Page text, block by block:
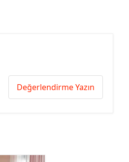
Değerlendirme Yazın